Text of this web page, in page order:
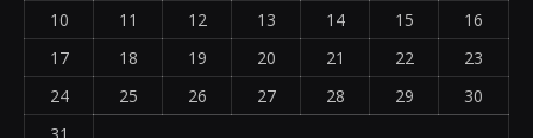
10
11 12 13 14 15
16
17
18 19 20 21 22
23
24
25 26 27 28 29
30
31